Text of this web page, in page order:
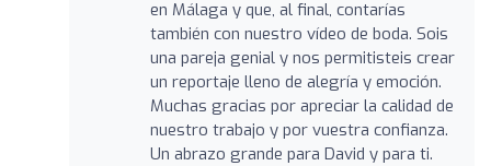
en Málaga y que, al final, contarías
también con nuestro vídeo de boda. Sois
una pareja genial y nos permitisteis crear
un reportaje lleno de alegría y emoción.
Muchas gracias por apreciar la calidad de
nuestro trabajo y por vuestra confianza.
Un abrazo grande para David y para ti.